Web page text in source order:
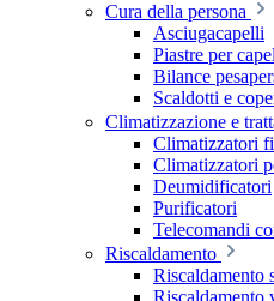
Cura della persona
Asciugacapelli
Piastre per
Bilance
Scaldotti e
Climatizzazione e
Climatizzatori
Climatizzatori
Deumidificatori
Purificatori
Telecomandi
Riscaldamento
Riscaldamento
Riscaldamento